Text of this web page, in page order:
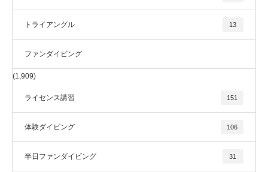
トライアングル 13
ファンダイビング
(1,909)
ライセンス講習 151
体験ダイビング 106
半日ファンダイビング 31